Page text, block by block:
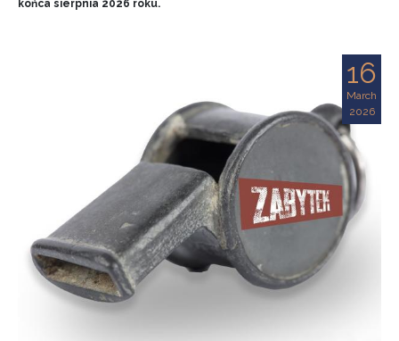
końca sierpnia 2026 roku.
16
March
2026